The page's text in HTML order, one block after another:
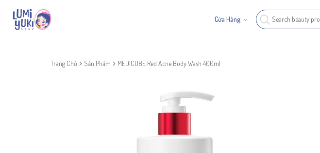
Cửa Hàng
Trang Chủ Sản Phẩm MEDICUBE Red Acne Body Wash 400ml